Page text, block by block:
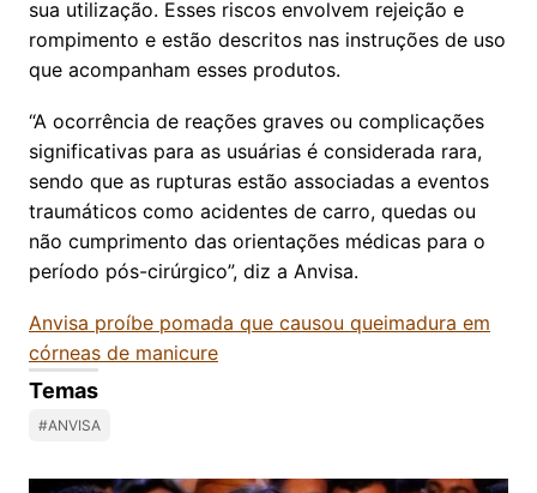
sua utilização. Esses riscos envolvem rejeição e
rompimento e estão descritos nas instruções de uso
que acompanham esses produtos.
“A ocorrência de reações graves ou complicações
significativas para as usuárias é considerada rara,
sendo que as rupturas estão associadas a eventos
traumáticos como acidentes de carro, quedas ou
não cumprimento das orientações médicas para o
período pós-cirúrgico”, diz a Anvisa.
Anvisa proíbe pomada que causou queimadura em
córneas de manicure
Temas
#ANVISA